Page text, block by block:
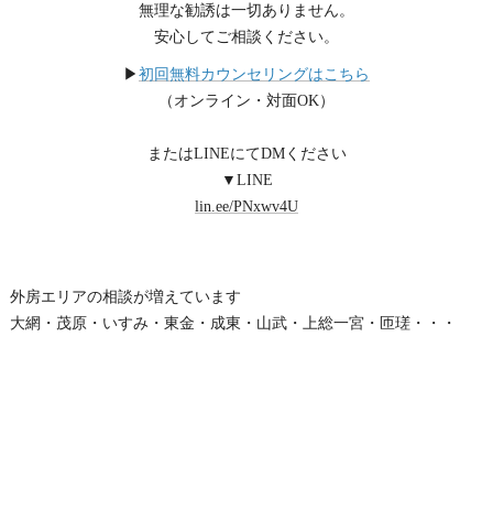
無理な勧誘は一切ありません。
安心してご相談ください。
▶ 初回無料カウンセリングはこちら
（オンライン・対面OK）
またはLINEにてDMください
▼LINE
lin.ee/PNxwv4U
外房エリアの相談が増えています
大網・茂原・いすみ・東金・成東・山武・上総一宮・匝瑳・・・